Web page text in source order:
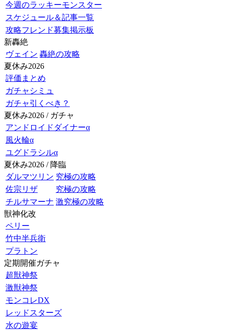
今週のラッキーモンスター
スケジュール＆記事一覧
攻略フレンド募集掲示板
新轟絶
ヴェイン 轟絶の攻略
夏休み2026
評価まとめ
ガチャシミュ
ガチャ引くべき？
夏休み2026 / ガチャ
アンドロイドダイナーα
風火輪α
ユグドラシルα
夏休み2026 / 降臨
ダルマツリン 究極の攻略
佐宗リザ
究極の攻略
チルサマーナ 激究極の攻略
獣神化改
ペリー
竹中半兵衛
プラトン
定期開催ガチャ
超獣神祭
激獣神祭
モンコレDX
レッドスターズ
水の遊宴